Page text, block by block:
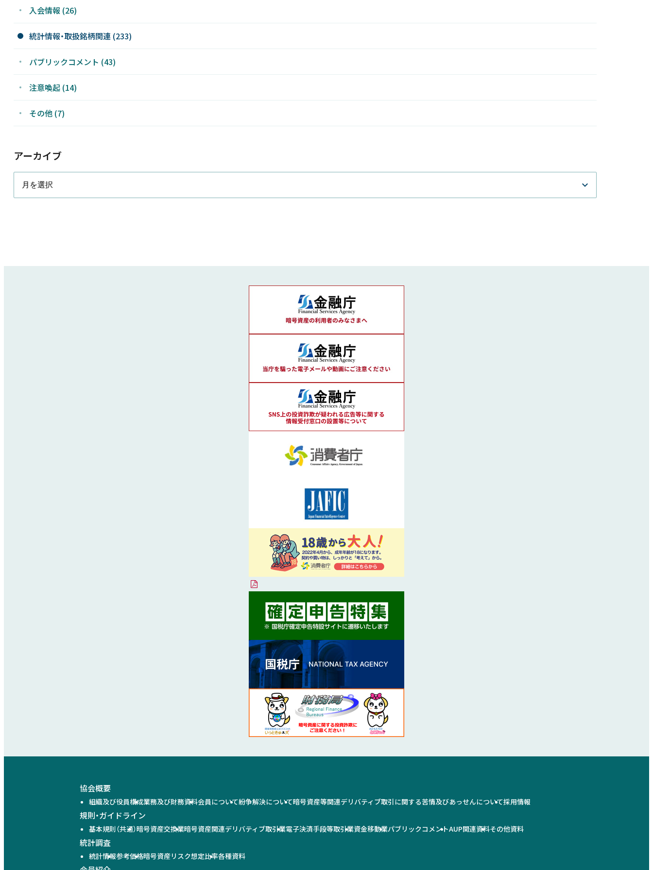
入会情報 (26)
統計情報・取扱銘柄関連 (233)
パブリックコメント (43)
注意喚起 (14)
その他 (7)
アーカイブ
協会概要
組織及び役員構成業務及び財務資料会員について紛争解決について暗号資産等関連デリバティブ取引に関する苦情及びあっせんについて採用情報
規則・ガイドライン
基本規則（共通）暗号資産交換業暗号資産関連デリバティブ取引業電子決済手段等取引業資金移動業パブリックコメントAUP関連資料その他資料
統計調査
統計情報参考価格暗号資産リスク想定比率各種資料